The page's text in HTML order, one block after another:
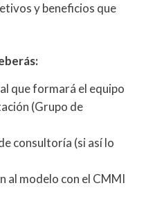
y beneficios que
que formará el equipo
(Grupo de
consultoría (si así lo
al modelo con el CMMI